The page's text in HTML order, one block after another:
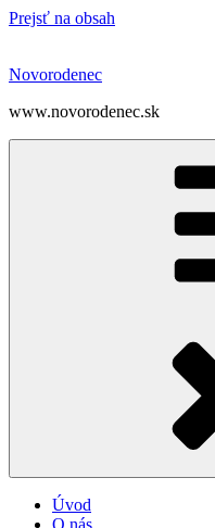
Prejsť na obsah
Novorodenec
www.novorodenec.sk
Úvod
O nás